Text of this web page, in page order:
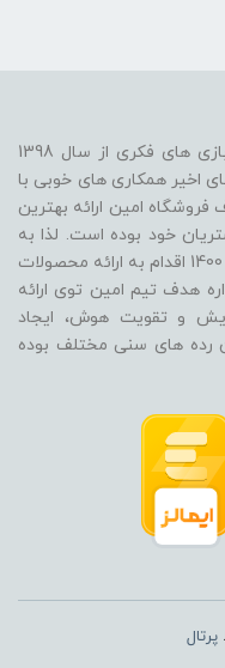
فروشگاه امین فعالیت خود را در زمینه بازی های فکری از سال 1398
اخیر همکاری های خوبی با
امین ارائه بهترین
خود بوده است. لذا به
منظور گسترش خدمات خود در مرداد سال 1400 اقدام به ارائه محصولات
هدف تیم امین توی ارائه
و تقویت هوش، ایجاد
رده های سنی مختلف بوده
پرتال